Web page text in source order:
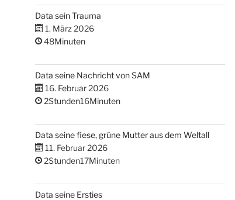
Data sein Trauma
1. März 2026
48Minuten
Data seine Nachricht von SAM
16. Februar 2026
2Stunden16Minuten
Data seine fiese, grüne Mutter aus dem Weltall
11. Februar 2026
2Stunden17Minuten
Data seine Ersties